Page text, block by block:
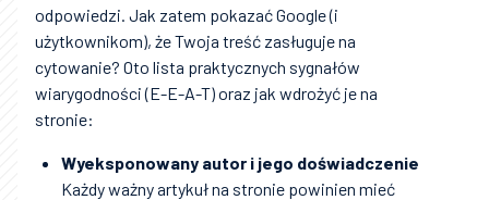
odpowiedzi. Jak zatem pokazać Google (i
użytkownikom), że Twoja treść zasługuje na
cytowanie? Oto lista praktycznych sygnałów
wiarygodności (E-E-A-T) oraz jak wdrożyć je na
stronie:
Wyeksponowany autor i jego doświadczenie
Każdy ważny artykuł na stronie powinien mieć